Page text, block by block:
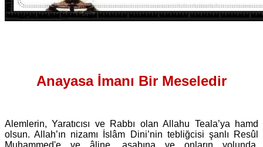
Anayasa İmanı Bir Meseledir
Alemlerin, Yaratıcısı ve Rabbı olan Allahu Teala’ya hamd
olsun. Allah’ın nizamı İslâm Dini’nin tebliğcisi şanlı Resûl